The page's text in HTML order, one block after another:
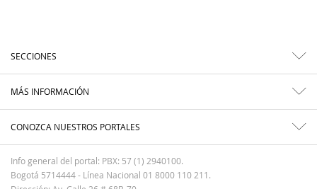
SECCIONES
MÁS INFORMACIÓN
CONOZCA NUESTROS PORTALES
Info general del portal: PBX: 57 (1) 2940100.
Bogotá 5714444 - Línea Nacional 01 8000 110 211.